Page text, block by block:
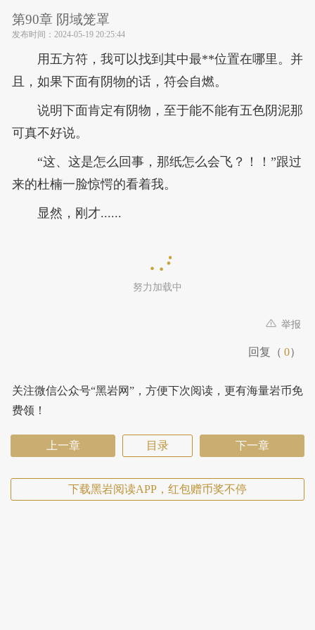
第90章 阴域笼罩
发布时间： 2024-05-19 20:25:44
用五方符，我可以找到其中最**位置在哪里。并
且，如果下面有阴物的话，符会自燃。
说明下面肯定有阴物，至于能不能有五色阴泥那
可真不好说。
“这、这是怎么回事，那纸怎么会飞？！！”跟过
来的杜楠一脸惊愕的看着我。
显然，刚才......
努力加载中
举报
回复（ 0）
关注微信公众号“黑岩网”，方便下次阅读，更有海量岩币免
费领！
上一章 目录 下一章
下载黑岩阅读APP，红包赠币奖不停